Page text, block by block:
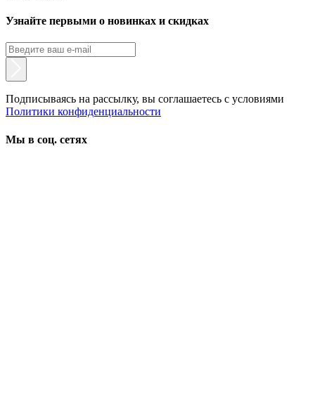
Узнайте первыми о новинках и скидках
Подписываясь на рассылку, вы соглашаетесь с условиями
Политики конфиденциальности
Мы в соц. сетях